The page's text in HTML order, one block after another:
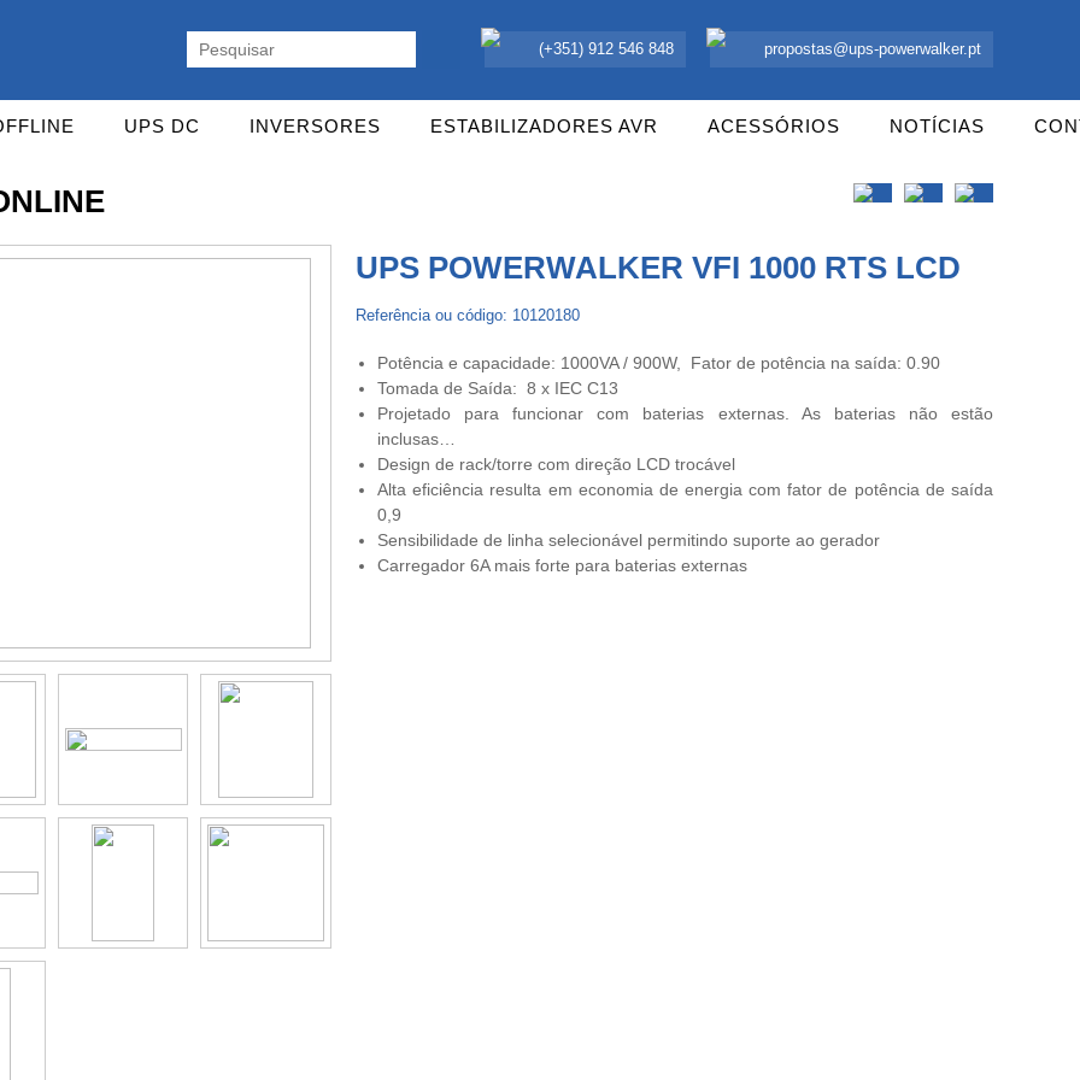
(+351) 912 546 848 propostas@ups-powerwalker.pt
UPS DC INVERSORES ESTABILIZADORES AVR ACESSÓRIOS NOTÍCIAS
UPS POWERWALKER VFI 1000 RTS LCD
Referência ou código: 10120180
Potência e capacidade: 1000VA / 900W, Fator de potência na saída: 0.90
Tomada de Saída: 8 x IEC C13
Projetado para funcionar com baterias externas. As baterias não estão
inclusas…
Design de rack/torre com direção LCD trocável
Alta eficiência resulta em economia de energia com fator de potência de saída
0,9
Sensibilidade de linha selecionável permitindo suporte ao gerador
Carregador 6A mais forte para baterias externas